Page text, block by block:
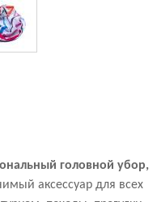
головной убор,
аксессуар для всех